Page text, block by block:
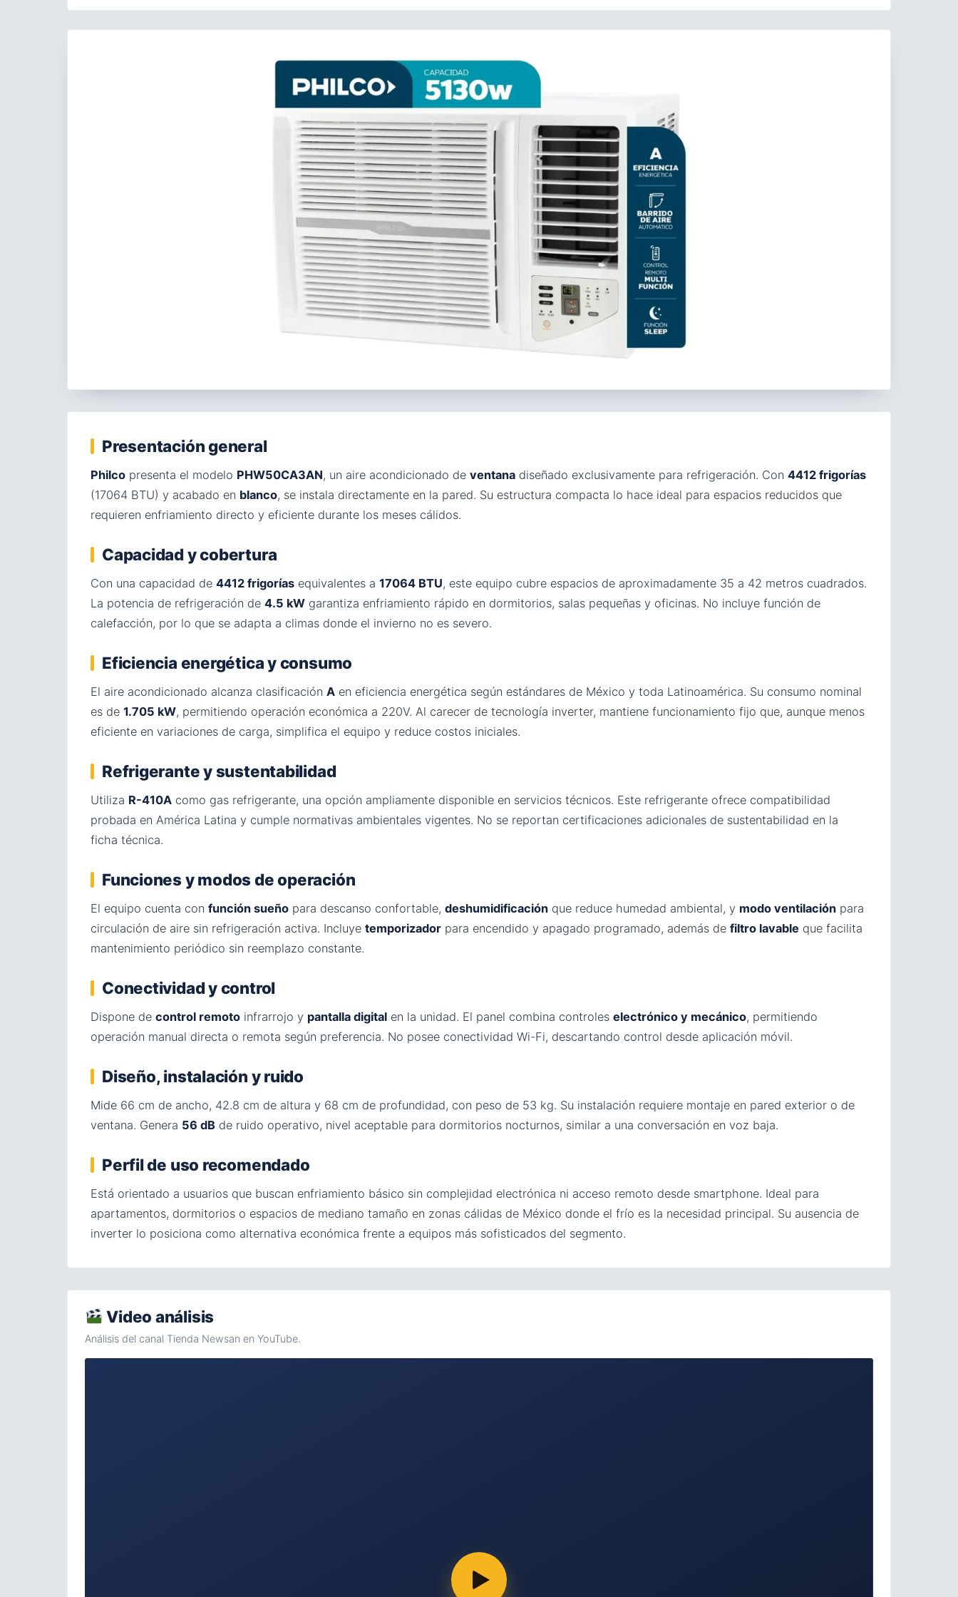
Presentación general
Philco presenta el modelo PHW50CA3AN, un aire acondicionado de ventana diseñado exclusivamente para refrigeración. Con 4412 frigorías
(17064 BTU) y acabado en blanco, se instala directamente en la pared. Su estructura compacta lo hace ideal para espacios reducidos que
requieren enfriamiento directo y eficiente durante los meses cálidos.
Capacidad y cobertura
Con una capacidad de 4412 frigorías equivalentes a 17064 BTU, este equipo cubre espacios de aproximadamente 35 a 42 metros cuadrados.
La potencia de refrigeración de 4.5 kW garantiza enfriamiento rápido en dormitorios, salas pequeñas y oficinas. No incluye función de
calefacción, por lo que se adapta a climas donde el invierno no es severo.
Eficiencia energética y consumo
El aire acondicionado alcanza clasificación A en eficiencia energética según estándares de México y toda Latinoamérica. Su consumo nominal
es de 1.705 kW, permitiendo operación económica a 220V. Al carecer de tecnología inverter, mantiene funcionamiento fijo que, aunque menos
eficiente en variaciones de carga, simplifica el equipo y reduce costos iniciales.
Refrigerante y sustentabilidad
Utiliza R-410A como gas refrigerante, una opción ampliamente disponible en servicios técnicos. Este refrigerante ofrece compatibilidad
probada en América Latina y cumple normativas ambientales vigentes. No se reportan certificaciones adicionales de sustentabilidad en la
ficha técnica.
Funciones y modos de operación
El equipo cuenta con función sueño para descanso confortable, deshumidificación que reduce humedad ambiental, y modo ventilación para
circulación de aire sin refrigeración activa. Incluye temporizador para encendido y apagado programado, además de filtro lavable que facilita
mantenimiento periódico sin reemplazo constante.
Conectividad y control
Dispone de control remoto infrarrojo y pantalla digital en la unidad. El panel combina controles electrónico y mecánico, permitiendo
operación manual directa o remota según preferencia. No posee conectividad Wi-Fi, descartando control desde aplicación móvil.
Diseño, instalación y ruido
Mide 66 cm de ancho, 42.8 cm de altura y 68 cm de profundidad, con peso de 53 kg. Su instalación requiere montaje en pared exterior o de
ventana. Genera 56 dB de ruido operativo, nivel aceptable para dormitorios nocturnos, similar a una conversación en voz baja.
Perfil de uso recomendado
Está orientado a usuarios que buscan enfriamiento básico sin complejidad electrónica ni acceso remoto desde smartphone. Ideal para
apartamentos, dormitorios o espacios de mediano tamaño en zonas cálidas de México donde el frío es la necesidad principal. Su ausencia de
inverter lo posiciona como alternativa económica frente a equipos más sofisticados del segmento.
Video análisis
Análisis del canal Tienda Newsan en YouTube.